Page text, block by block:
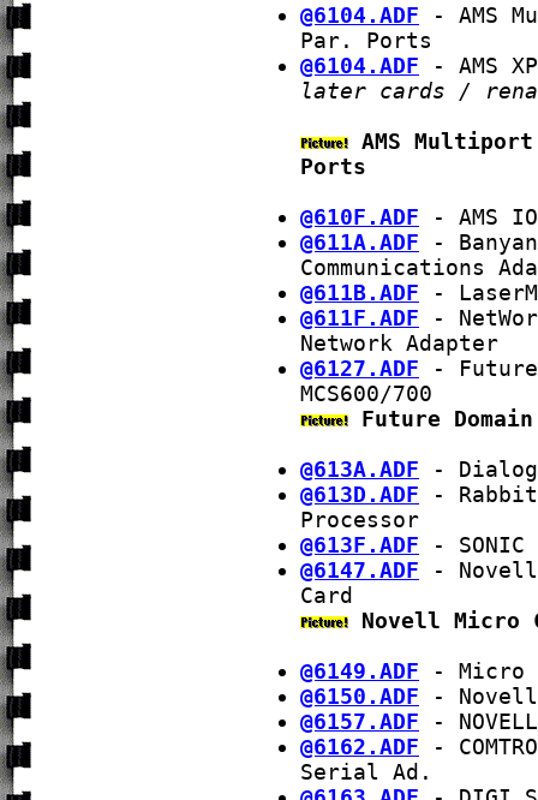
@6104.ADF - AMS
Par. Ports
@6104.ADF - AMS
later cards /
AMS
Ports
@610F.ADF - AMS
@611A.ADF -
Communications
@611B.ADF -
@611F.ADF -
Network Adapter
@6127.ADF - Future
MCS600/700
Future
@613A.ADF -
@613D.ADF - Rabbit
Processor
@613F.ADF - SONIC
@6147.ADF - Novell
Card
Novell Micro
@6149.ADF - Micro
@6150.ADF - Novell
@6157.ADF -
@6162.ADF -
Serial Ad.